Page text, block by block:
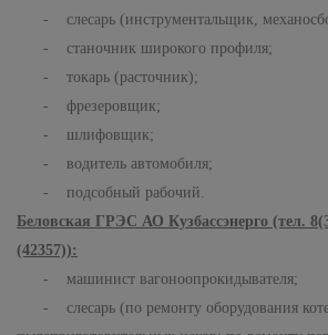
- слесарь (инструментальщик,
- станочник широкого профиля;
- токарь (расточник);
- фрезеровщик;
- шлифовщик;
- водитель автомобиля;
- подсобный рабочий.
Беловская ГРЭС АО Кузбассэнерго (тел.
(42357)):
- машинист вагоноопрокидывателя;
- слесарь (по ремонту оборудования